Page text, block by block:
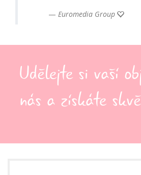
Euromedia Group
Udělejte si vaší
nás a získáte